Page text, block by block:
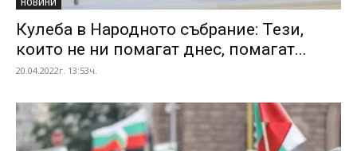
НОВИНИ
Кулеба в Народното събрание: Тези,
които не ни помагат днес, помагат...
20.04.2022г. 13:53ч.